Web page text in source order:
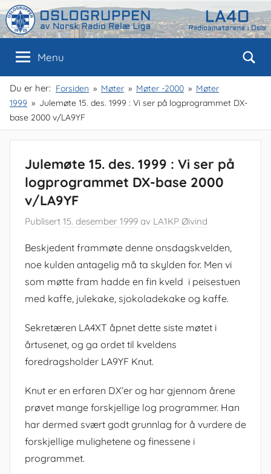
Skip
to
content
Oslogruppen
av
NRRL
Oslo
Menu
Du er her: Forsiden Møter Møter -2000
Møter
1999
Julemøte 15. des. 1999 : Vi ser på logprogrammet DX-
base 2000 v/LA9YF
Julemøte 15. des. 1999 : Vi ser på
logprogrammet DX-base 2000
v/LA9YF
Publisert 15. desember 1999 av LA1KP Øivind
Beskjedent frammøte denne onsdagskvelden,
noe kulden antagelig må ta skylden for. Men vi
som møtte fram hadde en fin kveld i peisestuen
med kaffe, julekake, sjokoladekake og kaffe.
Sekretæren LA4XT åpnet dette siste møtet i
årtusenet, og ga ordet til kveldens
foredragsholder LA9YF Knut.
Knut er en erfaren DX’er og har gjennom årene
prøvet mange forskjellige log programmer. Han
har dermed svært godt grunnlag for å vurdere de
forskjellige mulighetene og finessene i
programmet.